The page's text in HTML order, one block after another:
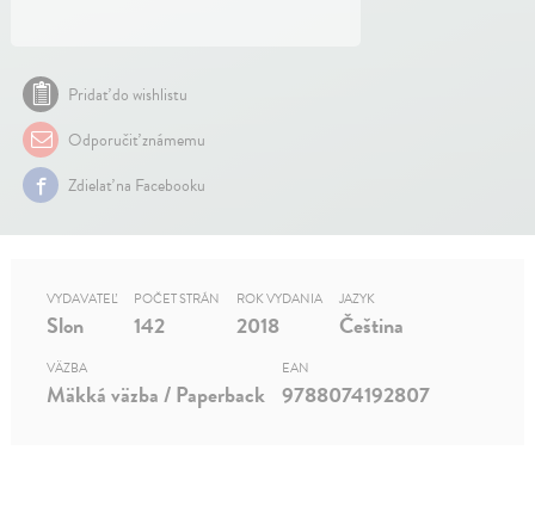
Pridať do wishlistu
Odporučiť známemu
Zdielať na Facebooku
VYDAVATEĽ
Slon
POČET STRÁN
142
ROK VYDANIA
2018
JAZYK
Čeština
VÄZBA
Mäkká väzba / Paperback
EAN
9788074192807